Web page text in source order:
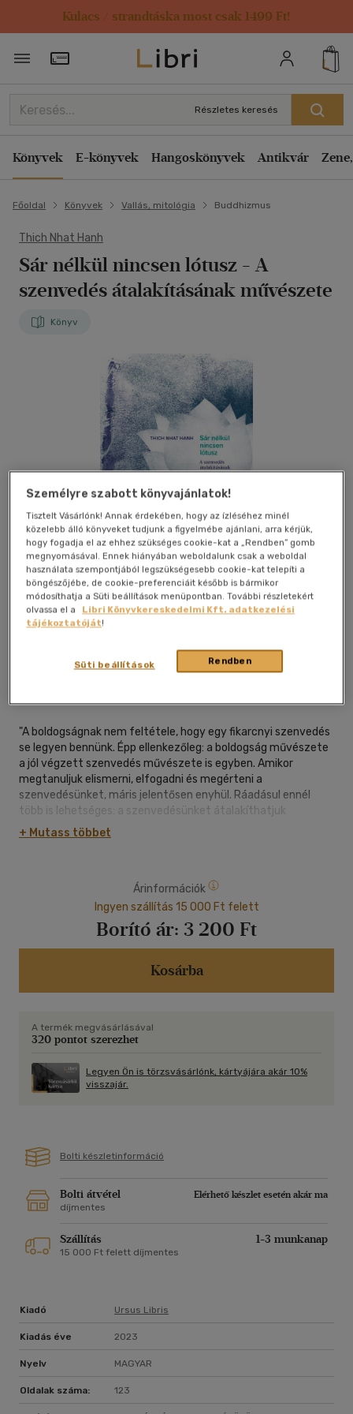
Kulacs / strandtáska most csak 1499 Ft!
Törzsvásárlói Kártya adatai
Részletes keresés
Könyvek E-könyvek Hangoskönyvek Antikvár
Főoldal Könyvek Vallás, mitológia Buddhizmus
Thich Nhat Hanh
Sár nélkül nincsen lótusz - A
szenvedés átalakításának művészete
Könyv
Kívánságlistához adom
"A boldogságnak nem feltétele, hogy egy fikarcnyi szenvedés
se legyen bennünk. Épp ellenkezőleg: a boldogság művészete
a jól végzett szenvedés művészete is egyben. Amikor
megtanuljuk elismerni, elfogadni és megérteni a
szenvedésünket, máris jelentősen enyhül. Ráadásul ennél
több is lehetséges: a szenvedésünket átalakíthatjuk
megértéssé, együtt érzéssé és örömmé önmagunk és mások
javára." Thich Nhat Hanh szerint rossz megoldást választunk,
társadalom által kínált pótmegoldások igénybevételével. A jó
irány az, hogy szembenézünk a szenvedéssel, a mélyére
tekintünk, és végül boldogsággá alakítjuk. A kötet nagyobbik
felében egyszerű, mindennapi életünkben is könnyen
végezhető gyakorlatokat mutat be, amelyek hatékonyan
segítik ezt a folyamatot. A rá jellemző tisztánlátással és
+ Mutass többet
Árinformációk
Ingyen szállítás 15 000 Ft felett
Borító ár: 3 200 Ft
Kosárba
A termék megvásárlásával
320 pontot szerezhet
Legyen Ön is törzsvásárlónk, kártyájára akár 10%
visszajár.
Bolti készletinformáció
Bolti átvétel
Elérhető készlet esetén akár ma
díjmentes
Szállítás 1-3 munkanap
15 000 Ft felett díjmentes
Kiadó Ursus Libris
Kiadás éve 2023
Nyelv MAGYAR
Oldalak száma: 123
Személyre szabott könyvajánlatok!
Tisztelt Vásárlónk! Annak érdekében, hogy az ízléséhez minél
közelebb álló könyveket tudjunk a figyelmébe ajánlani, arra kérjük,
hogy fogadja el az ehhez szükséges cookie-kat a „Rendben” gomb
megnyomásával. Ennek hiányában weboldalunk csak a weboldal
használata szempontjából legszükségesebb cookie-kat telepíti a
böngészőjébe, de cookie-preferenciáit később is bármikor
módosíthatja a Süti beállítások menüpontban. További részletekért
olvassa el a
Libri Könyvkereskedelmi Kft. adatkezelési
tájékoztatóját!
Rendben
Süti beállítások